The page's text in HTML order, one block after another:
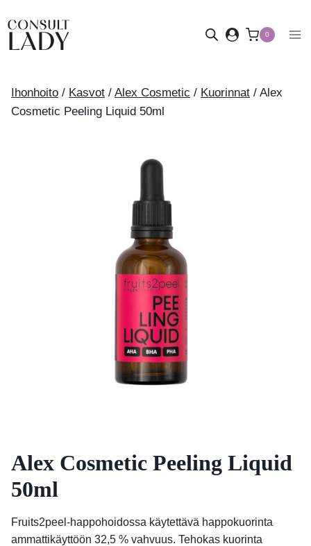
sisältöön
0
Ihonhoito / Kasvot / Alex Cosmetic / Kuorinnat / Alex
Cosmetic Peeling Liquid 50ml
Alex Cosmetic Peeling Liquid
50ml
Fruits2peel-happohoidossa käytettävä happokuorinta
ammattikäyttöön 32,5 % vahvuus. Tehokas kuorinta